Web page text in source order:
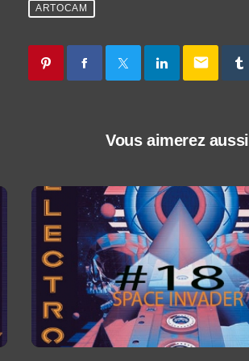
ARTOCAM
email
Vous aimerez aussi